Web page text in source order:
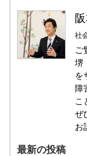
社
ご
堺
を
障
こ
ぜ
お
最新の投稿